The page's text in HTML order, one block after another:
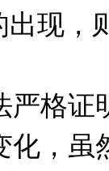
出现，
严格证
化，虽